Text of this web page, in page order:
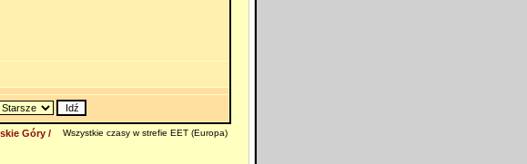
Góry /
Wszystkie czasy w strefie EET (Europa)